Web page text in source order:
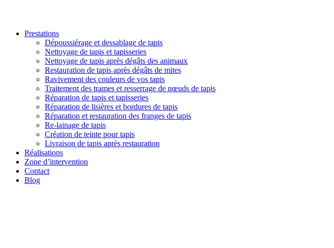
Prestations
Dépoussiérage et dessablage de tapis
Nettoyage de tapis et tapisseries
Nettoyage de tapis après dégâts des animaux
Restauration de tapis après dégâts de mites
Ravivement des couleurs de vos tapis
Traitement des trames et resserrage de nœuds de tapis
Réparation de tapis et tapisseries
Réparation de lisières et bordures de tapis
Réparation et restauration des franges de tapis
Re-lainage de tapis
Création de teinte pour tapis
Livraison de tapis après restauration
Réalisations
Zone d’intervention
Contact
Blog